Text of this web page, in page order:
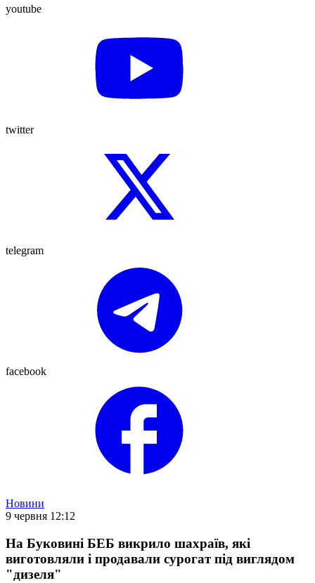
youtube
twitter
telegram
facebook
Новини
9 червня 12:12
На Буковині БЕБ викрило шахраїв, які
виготовляли і продавали сурогат під виглядом
"дизеля"